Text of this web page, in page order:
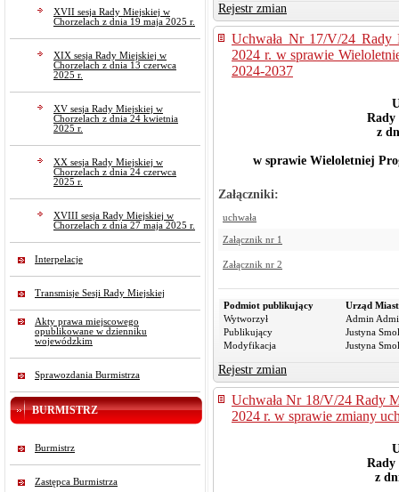
XVII sesja Rady Miejskiej w
Chorzelach z dnia 19 maja 2025 r.
XIX sesja Rady Miejskiej w
Chorzelach z dnia 13 czerwca
2025 r.
XV sesja Rady Miejskiej w
Chorzelach z dnia 24 kwietnia
2025 r.
XX sesja Rady Miejskiej w
Chorzelach z dnia 24 czerwca
2025 r.
XVIII sesja Rady Miejskiej w
Chorzelach z dnia 27 maja 2025 r.
Interpelacje
Transmisje Sesji Rady Miejskiej
Akty prawa miejscowego
opublikowane w dzienniku
wojewódzkim
Sprawozdania Burmistrza
BURMISTRZ
Burmistrz
Zastępca Burmistrza
Rejestr zmian
Uchwała Nr 17/V/24
2024 r. w sprawie
2024-2037
Rady
z
w sprawie Wieloletniej
Załączniki:
uchwała
Załącznik nr 1
Załącznik nr 2
Podmiot publikujący
Urząd
Wytworzył
Admin
Publikujący
Justyna
Modyfikacja
Justyna
Rejestr zmian
Uchwała Nr 18/V/24 Rady
2024 r. w sprawie zmiany
Rady
z